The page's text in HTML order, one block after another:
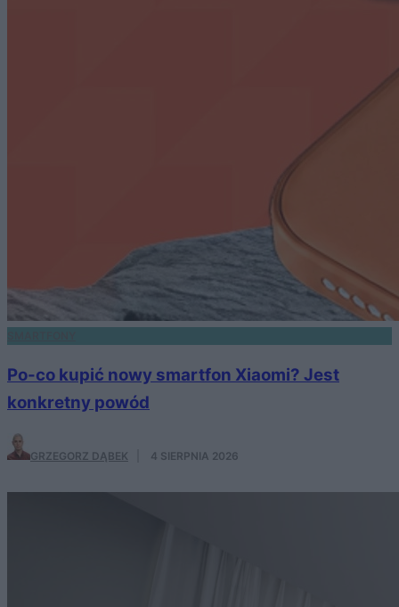
Po-co kupić nowy smartfon Xiaomi? Jest
konkretny powód
GRZEGORZ DĄBEK 4 SIERPNIA 2026